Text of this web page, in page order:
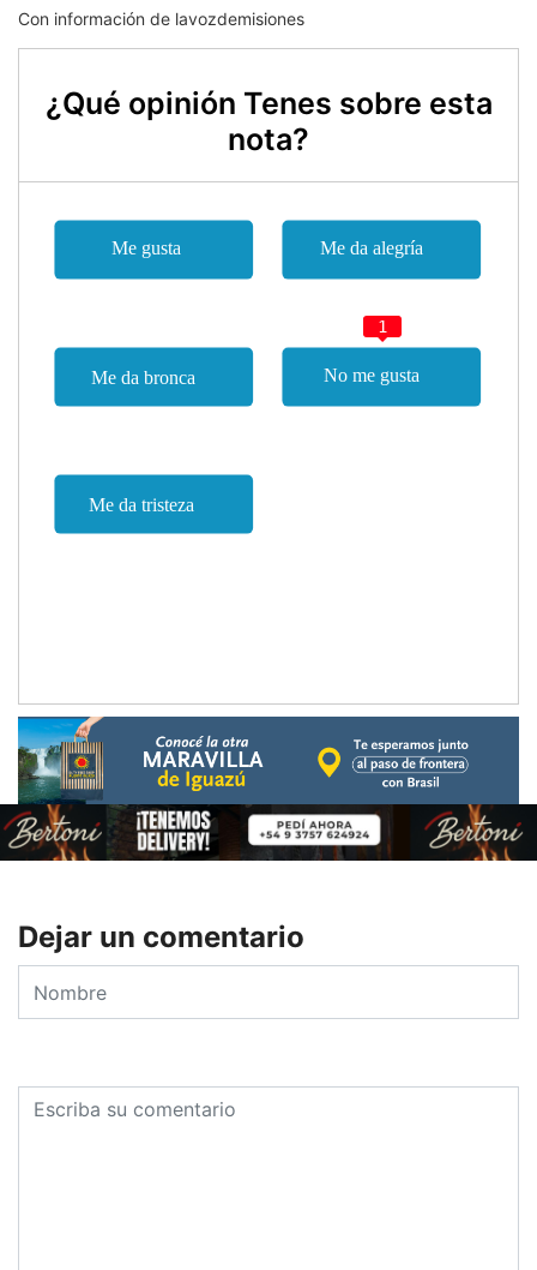
Con información de lavozdemisiones
¿Qué opinión Tenes sobre esta
nota?
1
Dejar un comentario